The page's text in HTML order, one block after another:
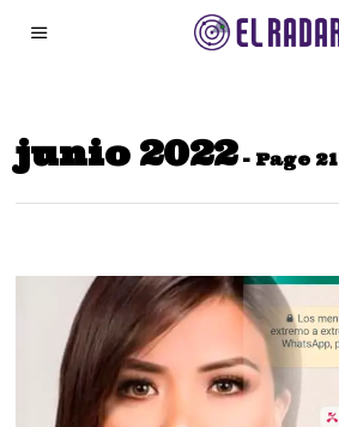
junio 2022- Page 21